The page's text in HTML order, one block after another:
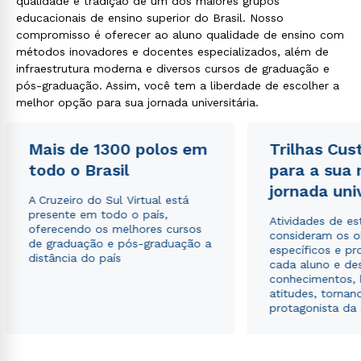
educacionais de ensino superior do Brasil. Nosso
compromisso é oferecer ao aluno qualidade de ensino com
métodos inovadores e docentes especializados, além de
infraestrutura moderna e diversos cursos de graduação e
pós-graduação. Assim, você tem a liberdade de escolher a
melhor opção para sua jornada universitária.
Mais de 1300 polos em
todo o Brasil
A Cruzeiro do Sul Virtual está
presente em todo o país,
oferecendo os melhores cursos
de graduação e pós-graduação a
distância do país
Trilhas
para a sua
jornada
Atividades de
consideram os
específicos e
cada aluno e
conhecimentos,
atitudes,
protagonista da
ou
Política de Privacidade.e
autorizo que meus dados sejam utilizados para o